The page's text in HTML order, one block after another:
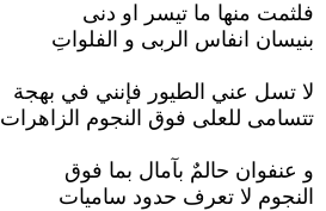
فلثمت منها ما تيسر او دنى
بنيسان انفاس الربى و الفلواتِ
لا تسل عني الطيور فإنني في بهجة
تتسامى للعلى فوق النجوم الزاهرات
و عنفوان حالمٌ بآمال بما فوق
النجوم لا تعرف حدود ساميات